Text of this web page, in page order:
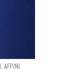
AFP/NI